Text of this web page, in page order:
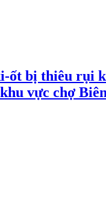
ốt bị thiêu rụi
vực chợ